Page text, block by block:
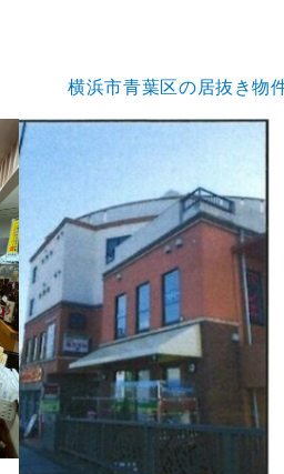
横浜市青葉区の居抜き物